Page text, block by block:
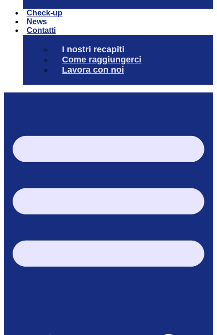
Check-up
News
Contatti
I nostri recapiti
Come raggiungerci
Lavora con noi